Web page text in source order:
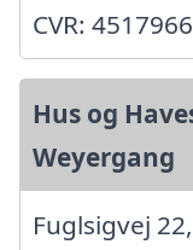
CVR:
Hus og
Weyergang
Fuglsigvej